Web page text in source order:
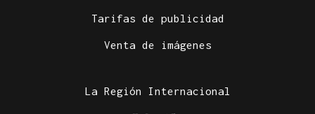
Tarifas de publicidad
Venta de imágenes
La Región Internacional